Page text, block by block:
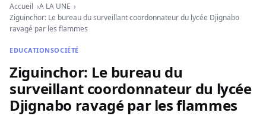
Accueil
A LA UNE
Ziguinchor: Le bureau du surveillant coordonnateur du lycée Djignabo
ravagé par les flammes
EDUCATIONSOCIÉTÉ
Ziguinchor: Le bureau du
surveillant coordonnateur du lycée
Djignabo ravagé par les flammes